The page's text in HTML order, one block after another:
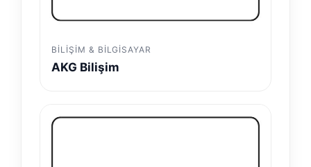
BILIŞIM & BILGISAYAR
AKG Bilişim